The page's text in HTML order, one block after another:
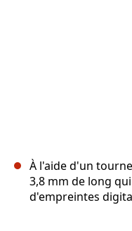
À l'aide d'un
3,8 mm de long
d'empreintes